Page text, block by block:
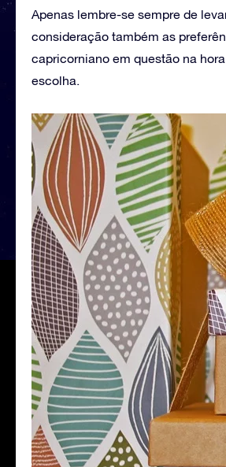
Apenas lembre-se sempre de
consideração também as
capricorniano em questão na
escolha.